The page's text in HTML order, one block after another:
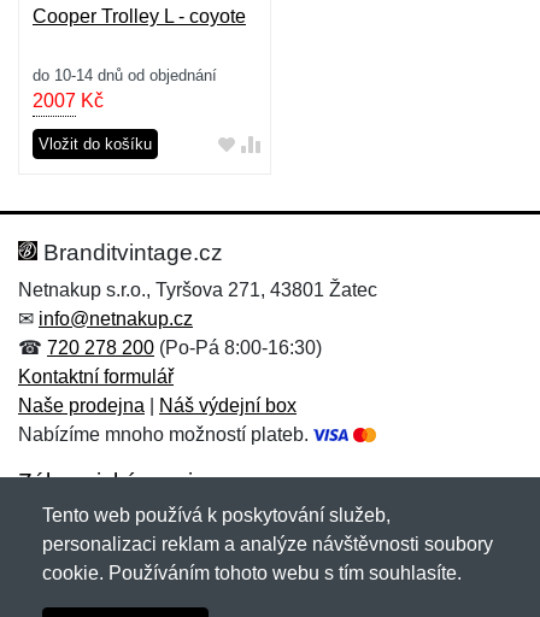
Cooper Trolley L - coyote
do 10-14 dnů od objednání
2007 Kč
Vložit do košíku
Branditvintage.cz
Netnakup s.r.o., Tyršova 271, 43801 Žatec
✉ info@netnakup.cz
☎ 720 278 200 (Po-Pá 8:00-16:30)
Kontaktní formulář
Naše prodejna
Náš výdejní box
Nabízíme mnoho možností plateb.
Zákaznický servis
Novinky emailem
Tento web používá k poskytování služeb,
personalizaci reklam a analýze návštěvnosti soubory
cookie. Používáním tohoto webu s tím souhlasíte.